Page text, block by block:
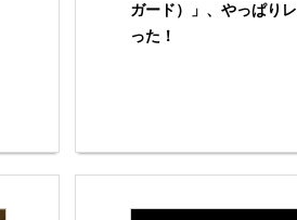
ガード）」、やっぱり
った！